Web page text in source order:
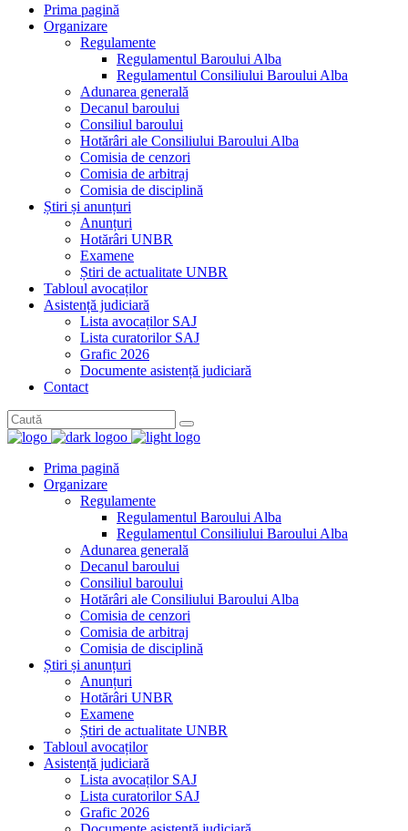
Prima pagină
Organizare
Regulamente
Regulamentul Baroului Alba
Regulamentul Consiliului Baroului Alba
Adunarea generală
Decanul baroului
Consiliul baroului
Hotărâri ale Consiliului Baroului Alba
Comisia de cenzori
Comisia de arbitraj
Comisia de disciplină
Știri și anunțuri
Anunțuri
Hotărâri UNBR
Examene
Știri de actualitate UNBR
Tabloul avocaților
Asistență judiciară
Lista avocaților SAJ
Lista curatorilor SAJ
Grafic 2026
Documente asistență judiciară
Contact
Prima pagină
Organizare
Regulamente
Regulamentul Baroului Alba
Regulamentul Consiliului Baroului Alba
Adunarea generală
Decanul baroului
Consiliul baroului
Hotărâri ale Consiliului Baroului Alba
Comisia de cenzori
Comisia de arbitraj
Comisia de disciplină
Știri și anunțuri
Anunțuri
Hotărâri UNBR
Examene
Știri de actualitate UNBR
Tabloul avocaților
Asistență judiciară
Lista avocaților SAJ
Lista curatorilor SAJ
Grafic 2026